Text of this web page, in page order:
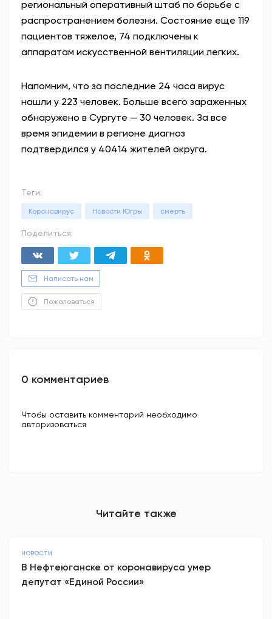
региональный оперативный штаб по борьбе с
распространением болезни. Состояние еще 119
пациентов тяжелое, 74 подключены к
аппаратам искусственной вентиляции легких.
Напомним, что за последние 24 часа вирус
нашли у 223 человек. Больше всего зараженных
обнаружено в Сургуте — 30 человек. За все
время эпидемии в регионе диагноз
подтвердился у 40414 жителей округа.
Теги:
Коронавирус Новости Югры смерть
Поделиться:
Написать нам
Пожаловаться
0 комментариев
Чтобы оставить комментарий необходимо
авторизоваться
Читайте также
НОВОСТИ
В Нефтеюганске от коронавируса умер
депутат «Единой России»